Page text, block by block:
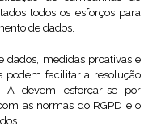
todos os esforços para
de dados.
dados, medidas proativas e
podem facilitar a resolução
IA devem esforçar-se por
as normas do RGPD e o